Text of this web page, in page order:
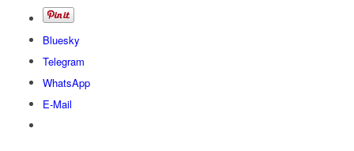
Bluesky
Telegram
WhatsApp
E-Mail